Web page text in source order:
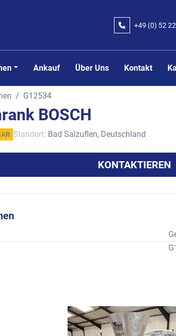
+49 (0) 52
Ankauf Über Uns Kontakt
G12534
BOSCH
Standort: Bad Salzuflen, Deutschland
KONTAKTIEREN